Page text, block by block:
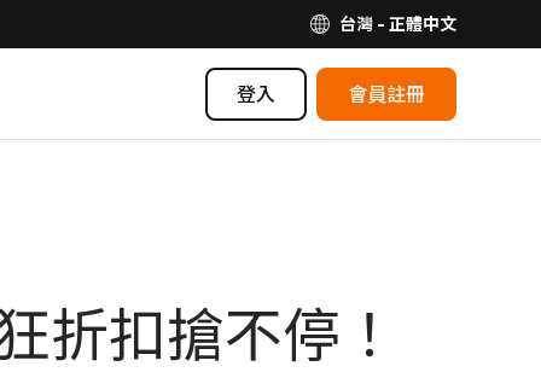
台灣 - 正體中文
登入 會員註冊
折扣搶不停！